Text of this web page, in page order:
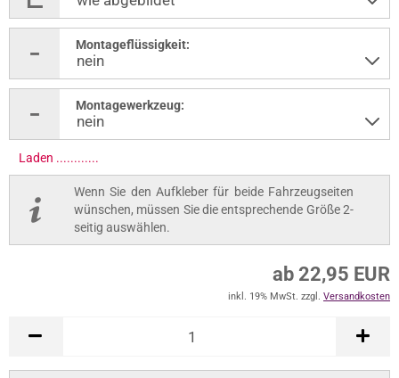
Montageflüssigkeit:
Montagewerkzeug:
Laden ............
Wenn Sie den Aufkleber für beide Fahrzeugseiten
wünschen, müssen Sie die entsprechende Größe 2-
seitig auswählen.
ab 22,95 EUR
inkl. 19% MwSt. zzgl. Versandkosten